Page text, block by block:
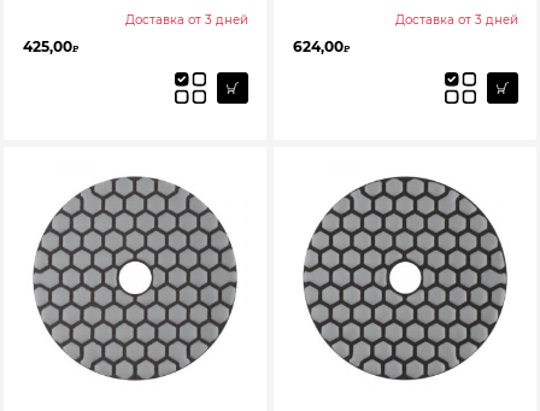
Доставка от 3 дней
425,00₽
Доставка от 3 дней
624,00₽